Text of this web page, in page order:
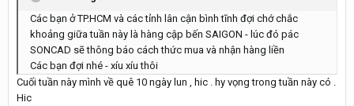
Các bạn ở TP.HCM và các tỉnh lân cận bình tĩnh đợi chớ chắc
khoảng giữa tuần này là hàng cập bến SAIGON - lúc đó pác
SONCAD sẽ thông báo cách thức mua và nhận hàng liền
Các bạn đợi nhé - xíu xíu thôi
Cuối tuần này mình về quê 10 ngày lun , hic . hy vọng trong tuần này có .
Hic